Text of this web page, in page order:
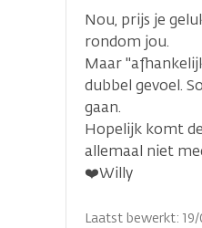
Nou, prijs je
rondom jou.
Maar
dubbel gevoel.
gaan.
Hopelijk komt
allemaal niet
❤️Willy
Laatst bewerkt: